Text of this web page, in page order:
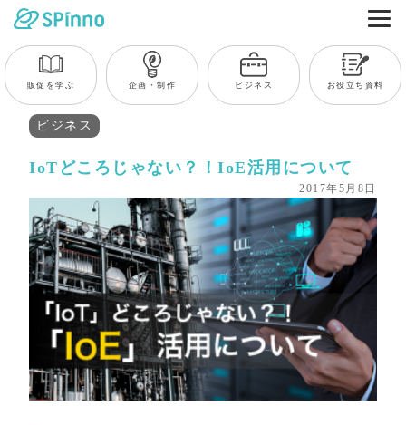
販促を学ぶ 企画・制作 ビジネス お役立ち資料
ビジネス
IoTどころじゃない？！IoE活用について
2017年5月8日